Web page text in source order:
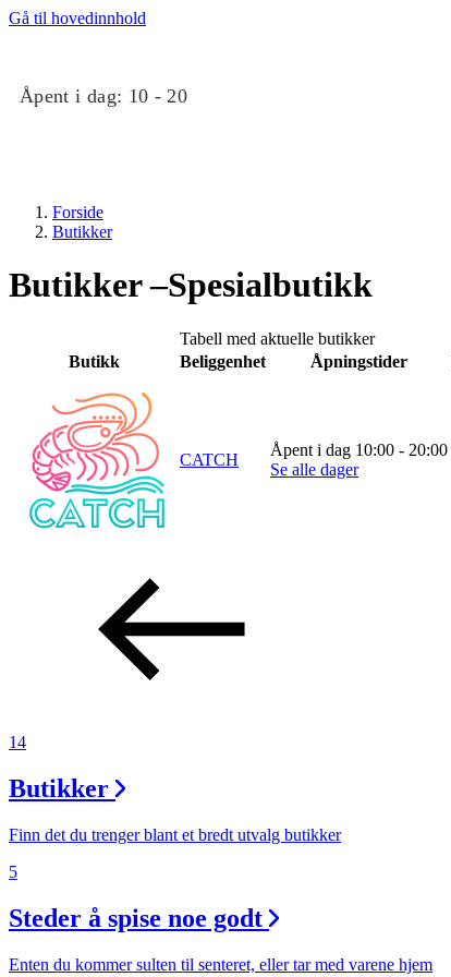
Gå til hovedinnhold
Åpent i dag: 10 - 20
Butikker
Mat og drikke
Helse
Tilbud
Merker
Søk
Åpningstider
Praktisk informasjon
Forside
Butikker
Butikker –Spesialbutikk
Tabell med aktuelle butikker
Butikk
Beliggenhet Åpningstider
CATCH
Åpent i dag 10:00 - 20:00
Se alle dager
14
Butikker
Finn det du trenger blant et bredt utvalg butikker
5
Steder å spise noe godt
Enten du kommer sulten til senteret, eller tar med varene hjem